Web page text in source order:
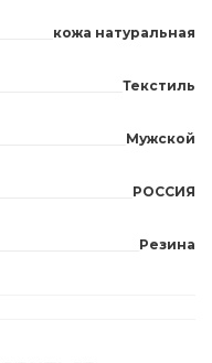
кожа натуральная
Текстиль
Мужской
РОССИЯ
Резина